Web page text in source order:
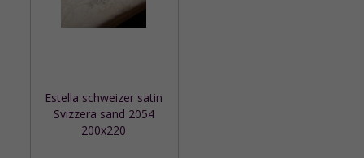
Estella schweizer satin
Svizzera sand 2054
200x220